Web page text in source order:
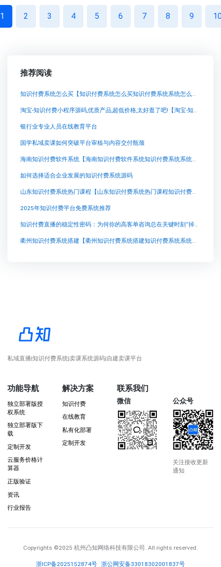
1 2 3 4 5 6 7 8 9
推荐阅读
知识付费系统怎么买【知识付费系统怎么买知识付费系统系统怎么制作，知识付费系统搭建使用教程】
淘宝-知识付费小程序源码,优质产品,超低价格,太好逛了吧!【淘宝-知识付费小程序源码,优质产品,超低价格,太好逛了吧!知识付费系统系统怎么制作，知识付费系统搭建使用教程】
银行业专业人员在线教育平台
国学私域卖课如何突破平台审核与内容交付瓶颈
海南知识付费软件系统【海南知识付费软件系统知识付费系统系统怎么制作，知识付费系统搭建使用教程】
如何选择适合企业发展的知识付费系统源码
山东知识付费系统热门课程【山东知识付费系统热门课程知识付费系统系统怎么制作，知识付费系统搭建使用教程】
2025年知识付费平台免费系统推荐
知识付费直播的稳定性密码：为何你的高客单咨询总在关键时刻“掉链子”？
衢州知识付费系统搭建【衢州知识付费系统搭建知识付费系统系统怎么制作，知识付费系统搭建使用教程】
私域直播|知识付费系统|卖课系统源码|自建卖课平台
功能导航
独立部署版授
权系统
独立部署版下
载
定制开发
云服务价格计
算器
正版验证
资讯
行业报告
解决方案
知识付费
在线教育
私有化部署
定制开发
联系我们
微信 公众号
关注接收更新
通知
Copyrights ©2025 杭州凸知网络科技有限公司 . All rights reserved.
浙ICP备2025152874号 浙公网安备33018302001837号